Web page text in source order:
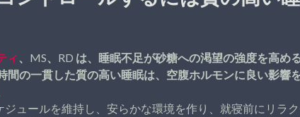
ィ
、MS、RD は、睡眠不足が砂糖への渇望の強度を高め
間の一貫した質の高い睡眠は、空腹ホルモンに良い影響
ジュールを維持し、安らかな環境を作り、就寝前にリラ